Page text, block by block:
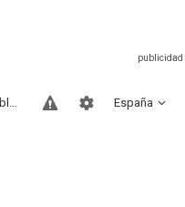
España
Sitios compatibles